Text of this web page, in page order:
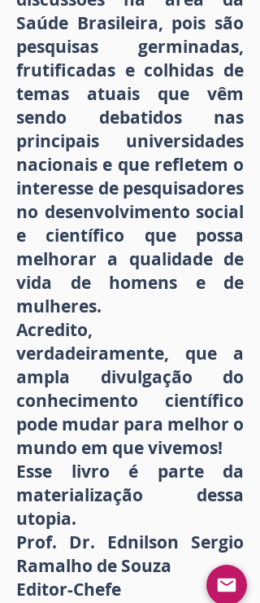
Saúde Brasileira, pois são
pesquisas germinadas,
frutificadas e colhidas de
temas atuais que vêm
sendo debatidos nas
principais universidades
nacionais e que refletem o
interesse de pesquisadores
no desenvolvimento social
e científico que possa
melhorar a qualidade de
vida de homens e de
mulheres.
Acredito,
verdadeiramente, que a
ampla divulgação do
conhecimento científico
pode mudar para melhor o
mundo em que vivemos!
Esse livro é parte da
materialização dessa
utopia.
Prof. Dr. Ednilson Sergio
Ramalho de Souza
Editor-Chefe